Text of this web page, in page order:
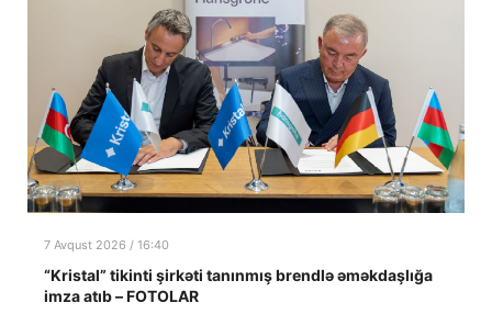
7 Avqust 2026 / 16:40
“Kristal” tikinti şirkəti tanınmış brendlə əməkdaşlığa
imza atıb – FOTOLAR